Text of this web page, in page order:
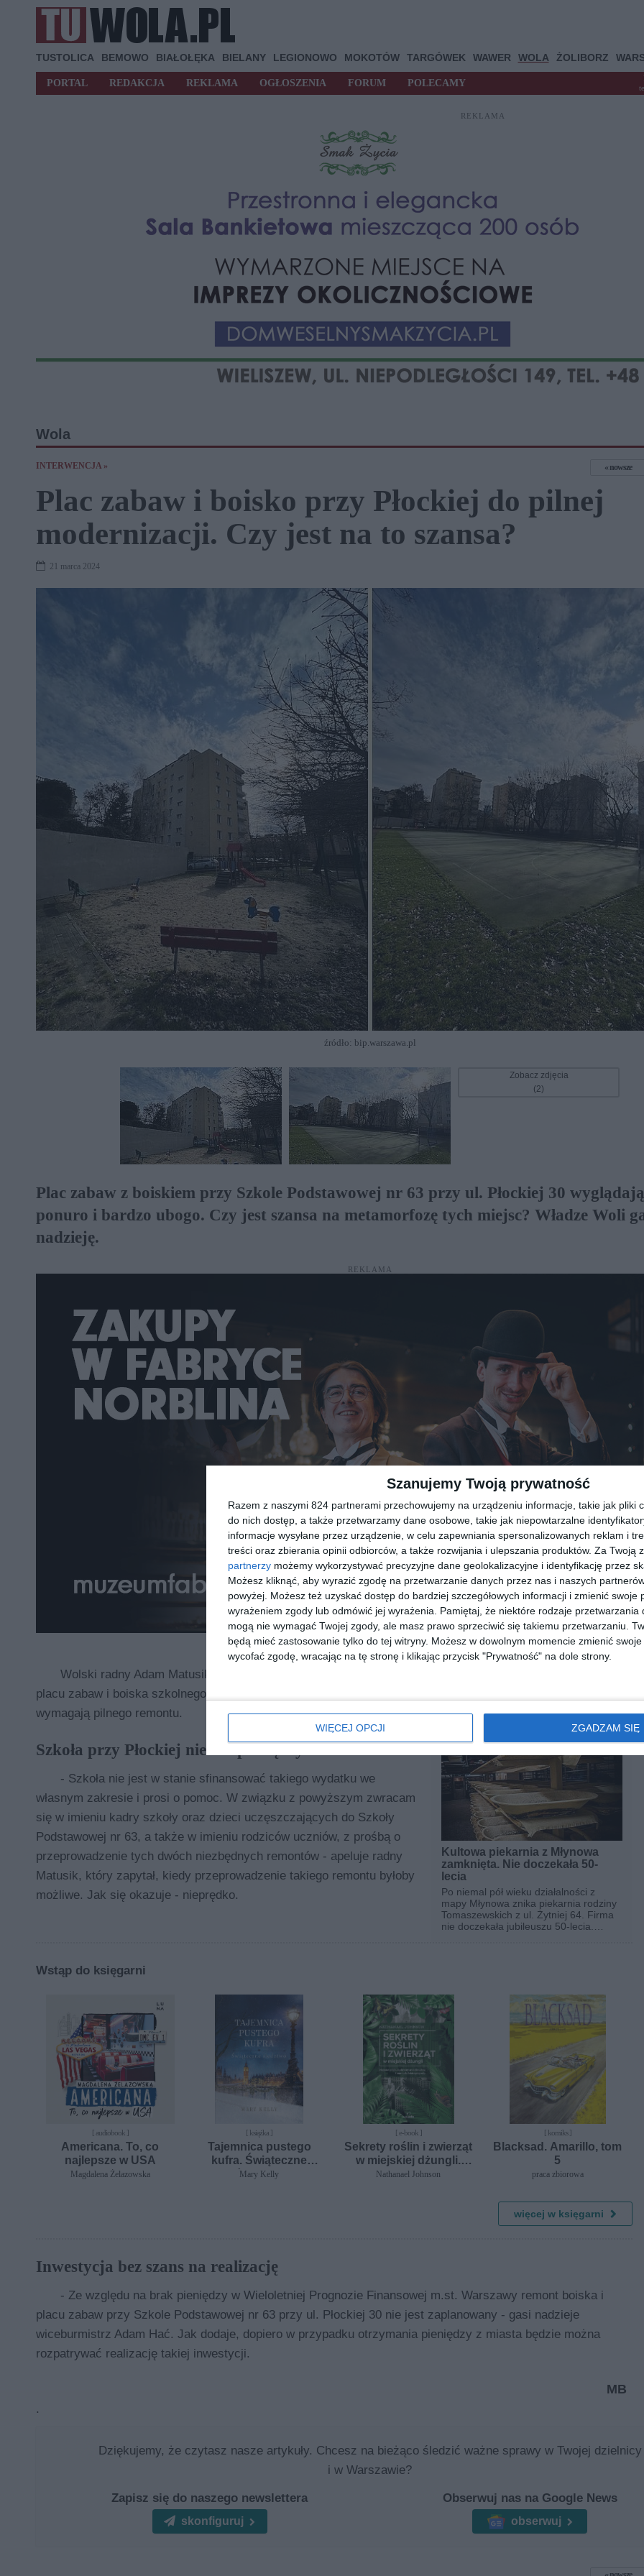
Szanujemy Twoją prywatność
Razem z naszymi 824 partnerami przechowujemy na urządzeniu informacje, takie jak pliki
do nich dostęp, a także przetwarzamy dane osobowe, takie jak niepowtarzalne
informacje wysyłane przez urządzenie, w celu zapewniania spersonalizowanych reklam i
treści oraz zbierania opinii odbiorców, a także rozwijania i ulepszania produktów. Za Twoją
partnerzy możemy wykorzystywać precyzyjne dane geolokalizacyjne i identyfikację przez
Możesz kliknąć, aby wyrazić zgodę na przetwarzanie danych przez nas i naszych
powyżej. Możesz też uzyskać dostęp do bardziej szczegółowych informacji i zmienić swoje
wyrażeniem zgody lub odmówić jej wyrażenia.
Pamiętaj, że niektóre rodzaje przetwarzania
mogą nie wymagać Twojej zgody, ale masz prawo sprzeciwić się takiemu przetwarzaniu.
będą mieć zastosowanie tylko do tej witryny. Możesz w dowolnym momencie zmienić
wycofać zgodę, wracając na tę stronę i klikając przycisk "Prywatność" na dole strony.
WIĘCEJ OPCJI ZGADZAM SIĘ
TUSTOLICA BEMOWO BIAŁOŁĘKA BIELANY LEGIONOWO MOKOTÓW TARGÓWEK WAWER WOLA ŻOLIBORZ
PORTAL REDAKCJA REKLAMA OGŁOSZENIA FORUM POLECAMY
REKLAMA
Wola
INTERWENCJA » nowsze
Plac zabaw i boisko przy Płockiej do pilnej
modernizacji. Czy jest na to szansa?
21 marca 2024
źródło: bip.warszawa.pl
Zobacz zdjęcia
(2)
Plac zabaw z boiskiem przy Szkole Podstawowej nr 63 przy ul. Płockiej 30
ponuro i bardzo ubogo. Czy jest szansa na metamorfozę tych miejsc? Władze Woli
nadzieję.
REKLAMA
Wolski radny Adam Matusik w swojej interpelacji skierowanej do władz dzielnicy zapytał o przyszłość
placu zabaw i boiska szkolnego przy podstawówce na ul. Płockiej 63. Jak przekonuje, są bardzo zaniedbane i
wymagają pilnego remontu.
Kultowa piekarnia z Młynowa
zamknięta. Nie doczekała 50-
lecia
Po niemal pół wieku działalności z
mapy Młynowa znika piekarnia rodziny
Tomaszewskich z ul. Żytniej 64. Firma
nie doczekała jubileuszu 50-lecia.
Szkoła przy Płockiej nie ma pieniędzy
- Szkoła nie jest w stanie sfinansować takiego wydatku we
własnym zakresie i prosi o pomoc. W związku z powyższym zwracam
się w imieniu kadry szkoły oraz dzieci uczęszczających do Szkoły
Podstawowej nr 63, a także w imieniu rodziców uczniów, z prośbą o
przeprowadzenie tych dwóch niezbędnych remontów - apeluje radny
Matusik, który zapytał, kiedy przeprowadzenie takiego remontu byłoby
możliwe. Jak się okazuje - nieprędko.
Wstąp do księgarni
[ audiobook ]
Americana. To, co
najlepsze w USA
Magdalena Żelazowska
[ książka ]
Tajemnica pustego
kufra. Świąteczne
śledztwo
Mary Kelly
[ e-book ]
Sekrety roślin i zwierząt
w miejskiej dżungli.
Majestat gołębi,
Nathanael Johnson
[ komiks ]
Blacksad. Amarillo, tom
5
praca zbiorowa
więcej w księgarni
Inwestycja bez szans na realizację
- Ze względu na brak pieniędzy w Wieloletniej Prognozie Finansowej m.st. Warszawy remont boiska i
placu zabaw przy Szkole Podstawowej nr 63 przy ul. Płockiej 30 nie jest zaplanowany - gasi nadzieje
wiceburmistrz Adam Hać. Jak dodaje, dopiero w przypadku otrzymania pieniędzy z miasta będzie można
rozpatrywać realizację takiej inwestycji.
MB
.
Dziękujemy, że czytasz nasze artykuły. Chcesz na bieżąco śledzić ważne sprawy w Twojej dzielnicy
i w Warszawie?
Zapisz się do naszego newslettera
skonfiguruj
Obserwuj nas na Google News
obserwuj